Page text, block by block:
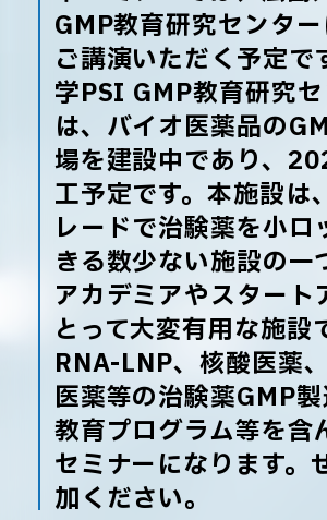
GMP教育研究センタ
ご講演いただく予定で
学PSI GMP教育研究
は、バイオ医薬品の
場を建設中であり、
工予定です。本施設は
レードで治験薬を小ロ
きる数少ない施設の一
アカデミアやスタート
とって大変有用な施設
RNA-LNP、核酸医薬
医薬等の治験薬GMP
教育プログラム等を含
セミナーになります。
加ください。